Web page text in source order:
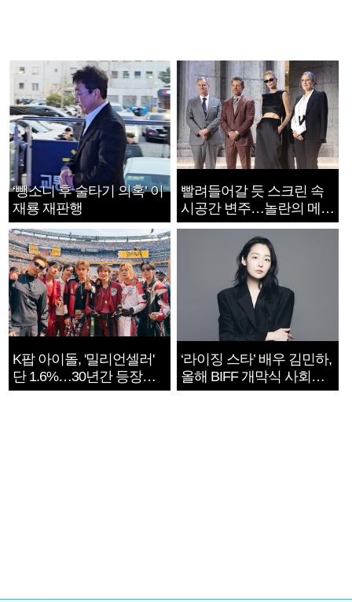
‘뺑소니 후 술타기 의혹’ 이
재룡 재판행
빨려들어갈 듯 스크린 속
시공간 변주…놀란의 메시
지는 ‘전쟁 속죄’
K팝 아이돌, '밀리언셀러'
단 1.6%…30년간 등장
1182개팀 전수조사
‘라이징 스타’ 배우 김민하,
올해 BIFF 개막식 사회자
확정